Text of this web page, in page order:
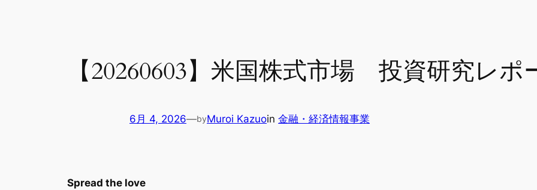
【20260603】米国株式市場 投資研究レポ
6月 4, 2026—byMuroi Kazuoin 金融・経済情報事業
Spread the love